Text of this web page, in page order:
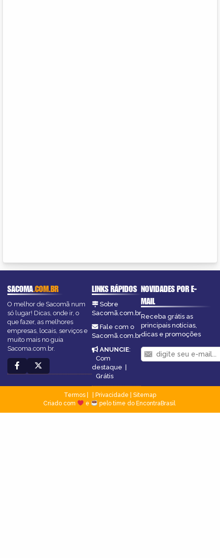
SACOMA.COM.BR
O melhor de Sacomã num
só lugar! Dicas, onde ir, o
que fazer, as melhores
empresas, locais, serviços e
muito mais no guia
Sacoma.com.br.
LINKS RÁPIDOS
Sobre
Sacomã.com.br
Fale com o
Sacomã.com.br
ANUNCIE:
Com
destaque |
Grátis
NOVIDADES POR E-
MAIL
Receba grátis as
principais notícias,
dicas e promoções
Termos Privacidade
Sitemap
Criado com
e pelo time do EncontraBrasil